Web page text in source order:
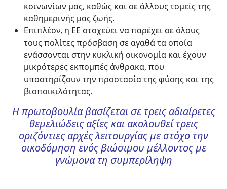
κοινωνίων μας, καθώς και σε άλλους τομείς της
καθημερινής μας ζωής.
Επιπλέον, η ΕΕ στοχεύει να παρέχει σε όλους
τους πολίτες πρόσβαση σε αγαθά τα οποία
ενάσσονται στην κυκλική οικονομία και έχουν
μικρότερες εκπομπές άνθρακα, που
υποστηρίζουν την προστασία της φύσης και της
βιοποικιλότητας.
Η πρωτοβουλία βασίζεται σε τρεις αδιαίρετες
θεμελιώδεις αξίες και ακολουθεί τρεις
οριζόντιες αρχές λειτουργίας με στόχο την
οικοδόμηση ενός βιώσιμου μέλλοντος με
γνώμονα τη συμπερίληψη